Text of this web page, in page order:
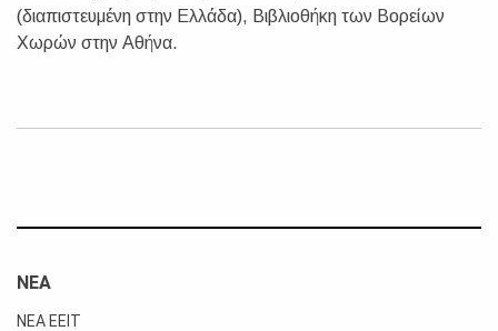
(διαπιστευμένη στην Ελλάδα), Βιβλιοθήκη των Βορείων
Χωρών στην Αθήνα.
ΝΕΑ
ΝΕΑ ΕΕΙΤ